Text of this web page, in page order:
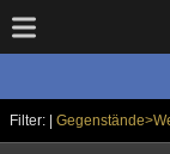
Filter: |